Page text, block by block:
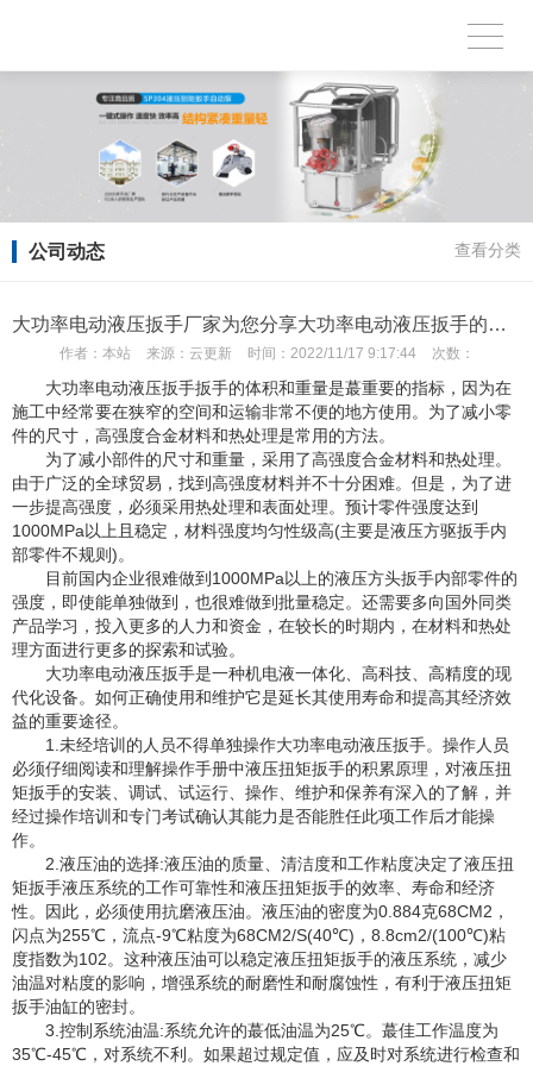
公司动态 查看分类
大功率电动液压扳手厂家为您分享大功率电动液压扳手的驱动机构
作者： 本站 来源： 云更新 时间： 2022/11/17 9:17:44 次数：
大功率电动液压扳手扳手的体积和重量是蕞重要的指标，因为在
施工中经常要在狭窄的空间和运输非常不便的地方使用。为了减小零
件的尺寸，高强度合金材料和热处理是常用的方法。
为了减小部件的尺寸和重量，采用了高强度合金材料和热处理。
由于广泛的全球贸易，找到高强度材料并不十分困难。但是，为了进
一步提高强度，必须采用热处理和表面处理。预计零件强度达到
1000MPa以上且稳定，材料强度均匀性级高(主要是液压方驱扳手内
部零件不规则)。
目前国内企业很难做到1000MPa以上的液压方头扳手内部零件的
强度，即使能单独做到，也很难做到批量稳定。还需要多向国外同类
产品学习，投入更多的人力和资金，在较长的时期内，在材料和热处
理方面进行更多的探索和试验。
大功率电动液压扳手是一种机电液一体化、高科技、高精度的现
代化设备。如何正确使用和维护它是延长其使用寿命和提高其经济效
益的重要途径。
1.未经培训的人员不得单独操作大功率电动液压扳手。操作人员
必须仔细阅读和理解操作手册中液压扭矩扳手的积累原理，对液压扭
矩扳手的安装、调试、试运行、操作、维护和保养有深入的了解，并
经过操作培训和专门考试确认其能力是否能胜任此项工作后才能操
作。
2.液压油的选择:液压油的质量、清洁度和工作粘度决定了液压扭
矩扳手液压系统的工作可靠性和液压扭矩扳手的效率、寿命和经济
性。因此，必须使用抗磨液压油。液压油的密度为0.884克68CM2，
闪点为255℃，流点-9℃粘度为68CM2/S(40℃)，8.8cm2/(100℃)粘
度指数为102。这种液压油可以稳定液压扭矩扳手的液压系统，减少
油温对粘度的影响，增强系统的耐磨性和耐腐蚀性，有利于液压扭矩
扳手油缸的密封。
3.控制系统油温:系统允许的蕞低油温为25℃。蕞佳工作温度为
35℃-45℃，对系统不利。如果超过规定值，应及时对系统进行检查和